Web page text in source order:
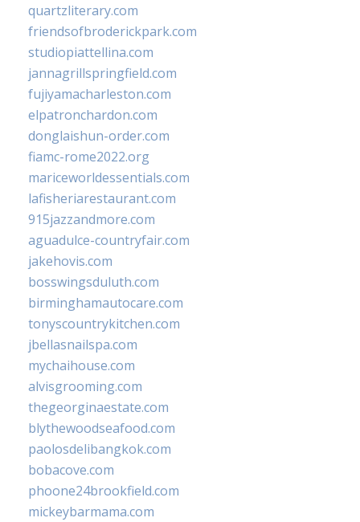
quartzliterary.com
friendsofbroderickpark.com
studiopiattellina.com
jannagrillspringfield.com
fujiyamacharleston.com
elpatronchardon.com
donglaishun-order.com
fiamc-rome2022.org
mariceworldessentials.com
lafisheriarestaurant.com
915jazzandmore.com
aguadulce-countryfair.com
jakehovis.com
bosswingsduluth.com
birminghamautocare.com
tonyscountrykitchen.com
jbellasnailspa.com
mychaihouse.com
alvisgrooming.com
thegeorginaestate.com
blythewoodseafood.com
paolosdelibangkok.com
bobacove.com
phoone24brookfield.com
mickeybarmama.com